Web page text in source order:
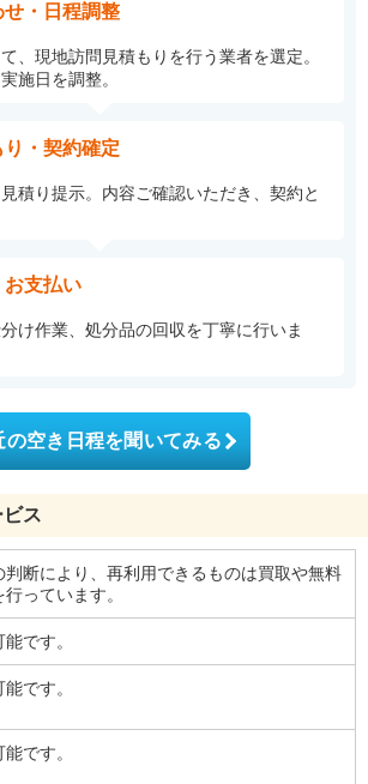
せ・日程調整
、現地訪問見積もりを行う業者を選定。
施日を調整。
・契約確定
積り提示。内容ご確認いただき、契約と
お支払い
け作業、処分品の回収を丁寧に行いま
の空き日程を聞いてみる
ス
判断により、再利用できるものは買取や無料
行っています。
です。
です。
です。